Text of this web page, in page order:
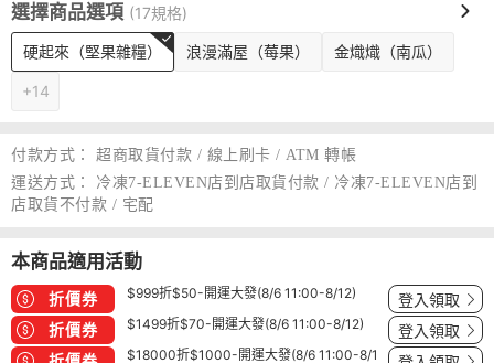
選擇商品選項 (17規格)
硬起來（堅果雜糧） 浪漫滿屋（莓果） 金熾熾（南瓜）
+14
付款方式：
超商取貨付款 / 線上刷卡 / ATM 轉帳
運送方式：
冷凍7-ELEVEN店到店取貨付款 / 冷凍7-ELEVEN店到
店取貨不付款 / 宅配
本商品適用活動
折價券 $999折$50-開運大發(8/6 11:00-8/12) 登入領取
折價券 $1499折$70-開運大發(8/6 11:00-8/12) 登入領取
$18000折$1000-開運大發(8/6 11:00-8/1